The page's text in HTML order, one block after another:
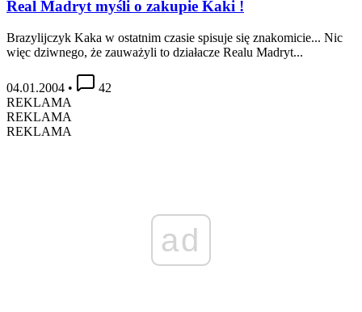
Real Madryt myśli o zakupie Kaki !
Brazylijczyk Kaka w ostatnim czasie spisuje się znakomicie... Nic
więc dziwnego, że zauważyli to działacze Realu Madryt...
04.01.2004 •
42
REKLAMA
REKLAMA
REKLAMA
ad